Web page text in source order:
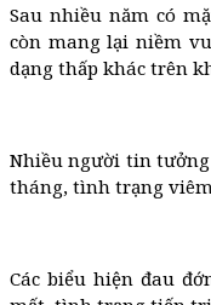
Sau nhiều năm có
còn mang lại niềm
dạng thấp khác trên
Nhiều người tin tưởng
tháng, tình trạng
Các biểu hiện đau